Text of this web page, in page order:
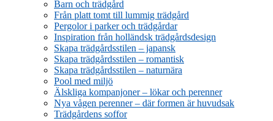
Barn och trädgård
Från platt tomt till lummig trädgård
Pergolor i parker och trädgårdar
Inspiration från holländsk trädgårdsdesign
Skapa trädgårdsstilen – japansk
Skapa trädgårdsstilen – romantisk
Skapa trädgårdsstilen – naturnära
Pool med miljö
Älskliga kompanjoner – lökar och perenner
Nya vågen perenner – där formen är huvudsak
Trädgårdens soffor